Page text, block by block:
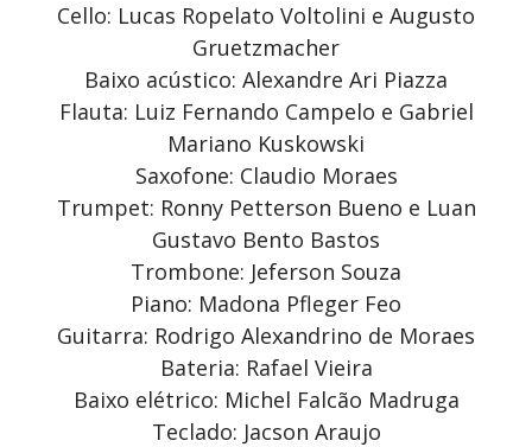
Cello: Lucas Ropelato Voltolini e Augusto
Gruetzmacher
Baixo acústico: Alexandre Ari Piazza
Flauta: Luiz Fernando Campelo e Gabriel
Mariano Kuskowski
Saxofone: Claudio Moraes
Trumpet: Ronny Petterson Bueno e Luan
Gustavo Bento Bastos
Trombone: Jeferson Souza
Piano: Madona Pfleger Feo
Guitarra: Rodrigo Alexandrino de Moraes
Bateria: Rafael Vieira
Baixo elétrico: Michel Falcão Madruga
Teclado: Jacson Araujo